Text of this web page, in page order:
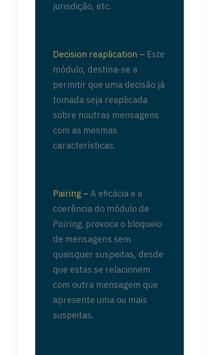
jurisdição, etc.
Decision reaplication – Este
módulo, destina-se a
permitir que uma decisão já
tomada seja reaplicada
sobre noutras mensagens
com as mesmas
características.
Pairing – A eficácia e a
coerência do módulo de
Pairing, provoca o bloqueio
de mensagens sem
quaisquer suspeitas, desde
que estas se relacionem
com outra mensagem que
apresente uma ou mais
suspeitas.